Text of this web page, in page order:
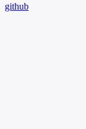
github